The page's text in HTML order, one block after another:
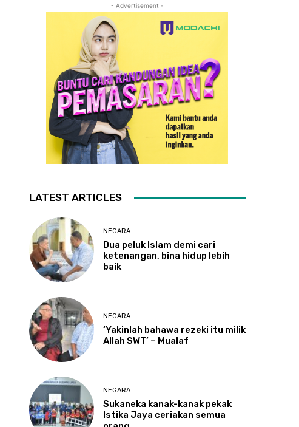
- Advertisement -
LATEST ARTICLES
NEGARA
Dua peluk Islam demi cari
ketenangan, bina hidup lebih
baik
NEGARA
‘Yakinlah bahawa rezeki itu milik
Allah SWT’ – Mualaf
NEGARA
Sukaneka kanak-kanak pekak
Istika Jaya ceriakan semua